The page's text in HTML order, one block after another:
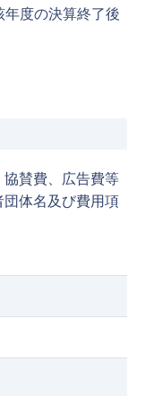
年度の決算終了後
賛費、広告費等
体名及び費用項